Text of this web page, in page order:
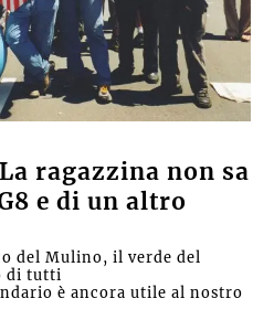
ragazzina non sa
e di un altro
del Mulino, il verde del
di tutti
è ancora utile al nostro